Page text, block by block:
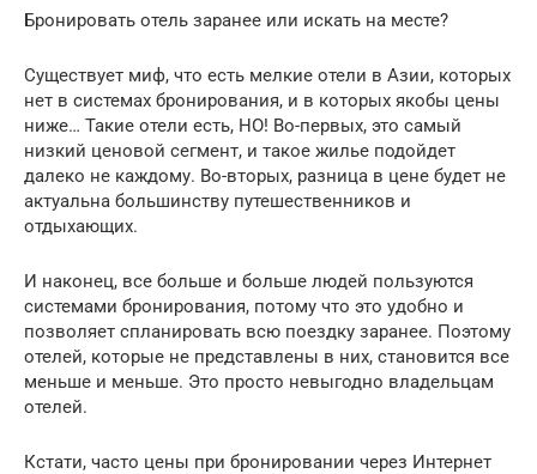
Бронировать отель заранее или искать на месте?
Существует миф, что есть мелкие отели в Азии, которых
нет в системах бронирования, и в которых якобы цены
ниже… Такие отели есть, НО! Во-первых, это самый
низкий ценовой сегмент, и такое жилье подойдет
далеко не каждому. Во-вторых, разница в цене будет не
актуальна большинству путешественников и
отдыхающих.
И наконец, все больше и больше людей пользуются
системами бронирования, потому что это удобно и
позволяет спланировать всю поездку заранее. Поэтому
отелей, которые не представлены в них, становится все
меньше и меньше. Это просто невыгодно владельцам
отелей.
Кстати, часто цены при бронировании через Интернет